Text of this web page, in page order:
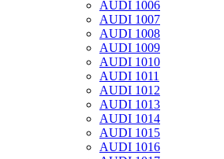
AUDI 1006
AUDI 1007
AUDI 1008
AUDI 1009
AUDI 1010
AUDI 1011
AUDI 1012
AUDI 1013
AUDI 1014
AUDI 1015
AUDI 1016